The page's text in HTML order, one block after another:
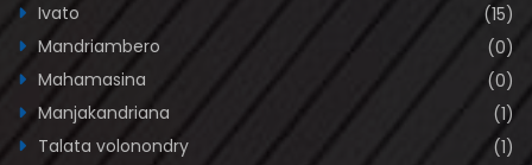
Ivato
(15)
Mandriambero
(0)
Mahamasina
(0)
Manjakandriana
(1)
Talata volonondry
(1)